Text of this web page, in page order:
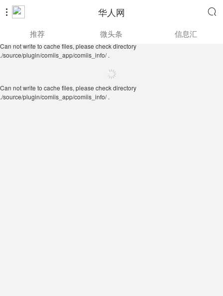
 华人网 
./source/plugin/comiis_app/comiis_info/ .
推荐 微头条 信息汇
Can not write to cache files, please check directory
./source/plugin/comiis_app/comiis_info/ .
Can not write to cache files, please check directory
./source/plugin/comiis_app/comiis_info/ .